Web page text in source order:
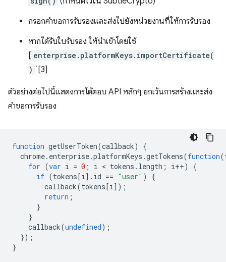
กรอกคำขอการรับรองและส่งไปยังหน่วยงานที่ให้การรับรอง
หากได้รับใบรับรอง ให้นำเข้าโดยใช้
[ enterprise.platformKeys.importCertificate(
) `[3]
ตัวอย่างต่อไปนี้แสดงการโต้ตอบ API หลักๆ ยกเว้นการสร้างและส่ง
คำขอการรับรอง
function getUserToken(callback)
{
chrome. enterprise.platformKeys .getTokens(function(
for (var i = 0 ; i < tokens . length ; i++)
{
if (tokens[i]. id == "user" )
{
callback(tokens[i]);
return ;
}
}
callback(undefined);
});
}